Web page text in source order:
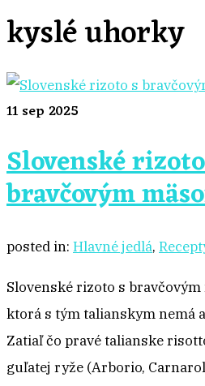
kyslé uhorky
11 sep 2025
Slovenské
bravčovým
posted in: Hlavné jedlá,
Slovenské rizoto s bravčovým
ktorá s tým talianskym nemá
Zatiaľ čo pravé talianske
guľatej ryže (Arborio,